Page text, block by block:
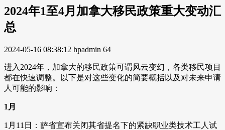
2024年1至4月加拿大移民政策重大变动汇
总
2024-05-16 08:38:12 hpadmin 64
进入2024年，加拿大的移民政策可谓风云变幻，各类移民项目
都在快速调整。以下是对这些变化的简要概括以及对未来申请
人可能的影响：
1月
1月11日：萨省宣布关闭其省提名下的紧缺职业类技术工人试